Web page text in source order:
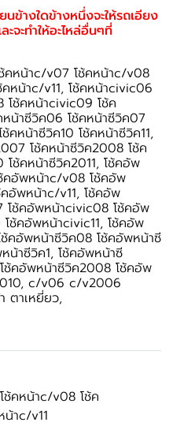
ข้างใดข้างหนึ่งจะให้รถเอียง
ะจะทำให้อะไหล่อื่นๆที่
คหน้าc/v07 โช้คหน้าc/v08
หน้าc/v11, โช้คหน้าcivic06
โช้คหน้าcivic09 โช้ค
หน้าซีวิค06 โช้คหน้าซีวิค07
คหน้าซีวิค10 โช้คหน้าซีวิค11,
โช้คหน้าซีวิค2008 โช้ค
ช้คหน้าซีวิค2011, โช้คอัพ
อัพหน้าc/v08 โช้คอัพ
อัพหน้าc/v11, โช้คอัพ
ช้คอัพหน้าcivic08 โช้คอัพ
ช้คอัพหน้าcivic11, โช้คอัพ
คอัพหน้าซีวิค08 โช้คอัพหน้าซี
น้าซีวิค1, โช้คอัพหน้าซี
คอัพหน้าซีวิค2008 โช้คอัพ
c/v06 c/v2006
ตาเหยี่ยว,
คหน้าc/v08 โช้ค
าc/v11